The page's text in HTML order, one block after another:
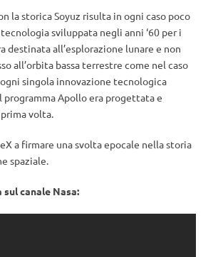
la storica Soyuz risulta in ogni caso poco
sviluppata negli anni ‘60 per i
destinata all’esplorazione lunare e non
all’orbita bassa terrestre come nel caso
singola innovazione tecnologica
programma Apollo era progettata e
volta.
a firmare una svolta epocale nella storia
spaziale.
canale Nasa: